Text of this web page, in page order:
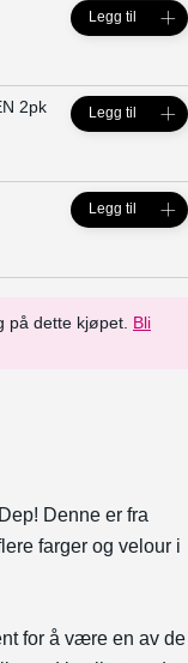
på dette kjøpet. Bli
Legg til
2pk Legg til
Legg til
Denne er fra
farger og velour i
for å være en av de